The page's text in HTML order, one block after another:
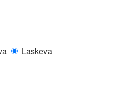
Laskeva